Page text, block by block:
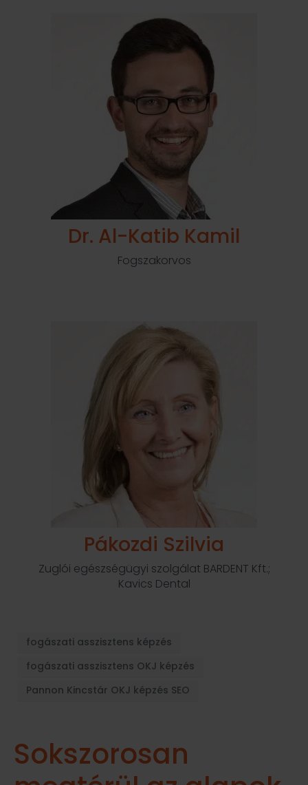
Dr. Al-Katib Kamil
Fogszakorvos
Pákozdi Szilvia
Zuglói egészségügyi szolgálat BARDENT Kft.;
Kavics Dental
fogászati asszisztens képzés
fogászati asszisztens OKJ képzés
Pannon Kincstár OKJ képzés SEO
Sokszorosan